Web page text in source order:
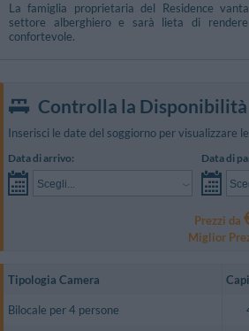
La famiglia proprietaria del Residence
settore alberghiero e sarà lieta di
confortevole.
Controlla la Disponibilità
Inserisci le date del soggiorno per visualizzare
Data di arrivo:
Scegli...
Data di
Prezzi da
Miglior
Tipologia Camera
Bilocale per 4 persone